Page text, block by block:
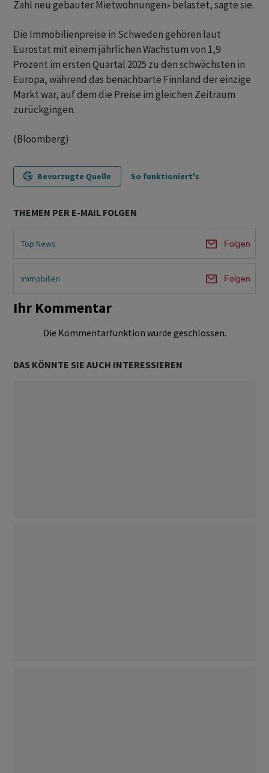
Zahl neu gebauter Mietwohnungen» belastet, sagte sie.
Die Immobilienpreise in Schweden gehören laut
Eurostat mit einem jährlichen Wachstum von 1,9
Prozent im ersten Quartal 2025 zu den schwächsten in
Europa, während das benachbarte Finnland der einzige
Markt war, auf dem die Preise im gleichen Zeitraum
zurückgingen.
(Bloomberg)
Bevorzugte Quelle So funktioniert's
THEMEN PER E-MAIL FOLGEN
Top News Folgen
Immobilien Folgen
Ihr Kommentar
Die Kommentarfunktion wurde geschlossen.
DAS KÖNNTE SIE AUCH INTERESSIEREN